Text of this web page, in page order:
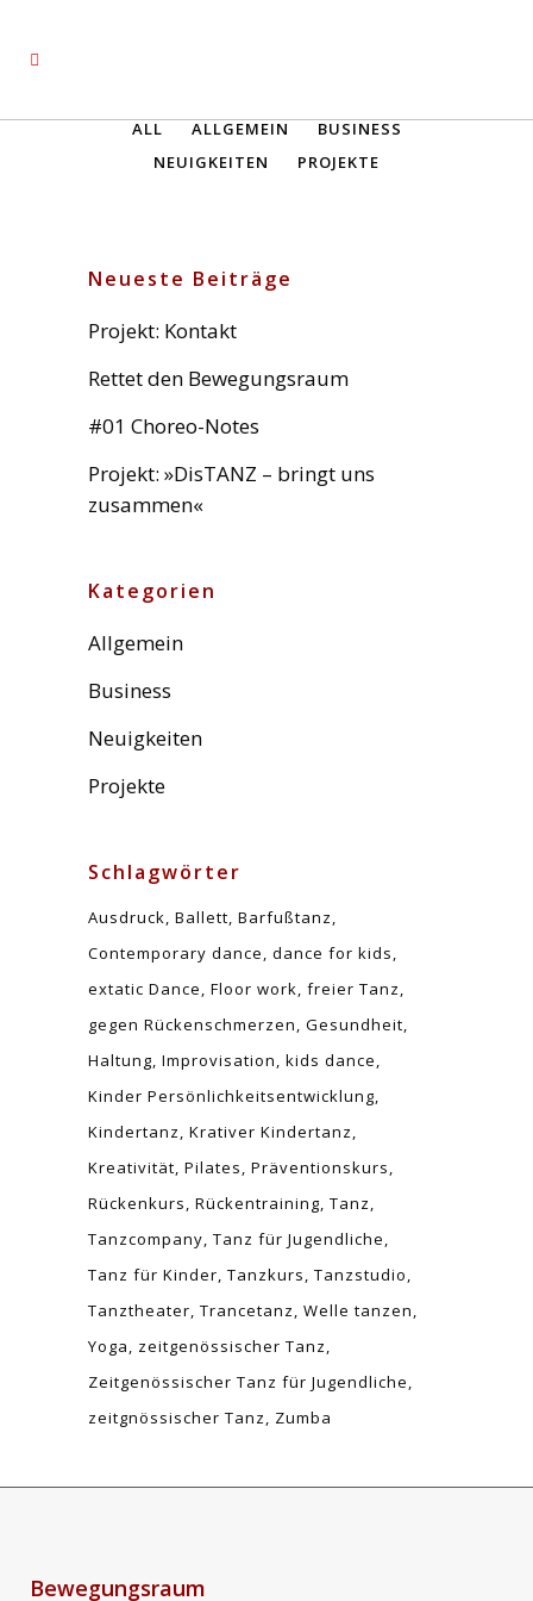
ALL ALLGEMEIN
BUSINESS
NEUIGKEITEN
PROJEKTE
Neueste Beiträge
Projekt: Kontakt
Rettet den Bewegungsraum
#01 Choreo-Notes
Projekt: »DisTANZ – bringt uns
zusammen«
Kategorien
Allgemein
Business
Neuigkeiten
Projekte
Schlagwörter
Ausdruck Ballett Barfußtanz
Contemporary dance dance for kids
extatic Dance Floor work freier Tanz
gegen Rückenschmerzen Gesundheit
Haltung Improvisation kids dance
Kinder Persönlichkeitsentwicklung
Kindertanz Krativer Kindertanz
Kreativität Pilates Präventionskurs
Rückenkurs Rückentraining Tanz
Tanzcompany Tanz für Jugendliche
Tanz für Kinder Tanzkurs Tanzstudio
Tanztheater Trancetanz Welle tanzen
Yoga
zeitgenössischer Tanz
Zeitgenössischer Tanz für Jugendliche
zeitgnössischer Tanz
Zumba
Bewegungsraum